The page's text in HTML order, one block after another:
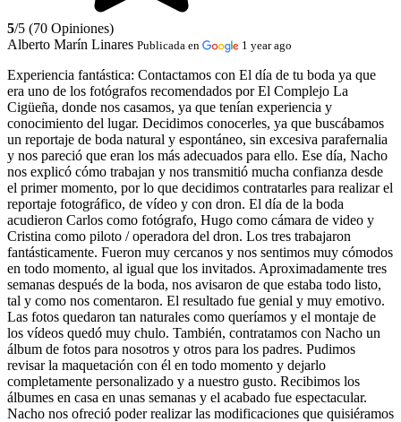
5/5 (70 Opiniones)
Alberto Marín Linares Publicada en 1 year ago
Experiencia fantástica: Contactamos con El día de tu boda ya que
era uno de los fotógrafos recomendados por El Complejo La
Cigüeña, donde nos casamos, ya que tenían experiencia y
conocimiento del lugar. Decidimos conocerles, ya que buscábamos
un reportaje de boda natural y espontáneo, sin excesiva parafernalia
y nos pareció que eran los más adecuados para ello. Ese día, Nacho
nos explicó cómo trabajan y nos transmitió mucha confianza desde
el primer momento, por lo que decidimos contratarles para realizar el
reportaje fotográfico, de vídeo y con dron. El día de la boda
acudieron Carlos como fotógrafo, Hugo como cámara de video y
Cristina como piloto / operadora del dron. Los tres trabajaron
fantásticamente. Fueron muy cercanos y nos sentimos muy cómodos
en todo momento, al igual que los invitados. Aproximadamente tres
semanas después de la boda, nos avisaron de que estaba todo listo,
tal y como nos comentaron. El resultado fue genial y muy emotivo.
Las fotos quedaron tan naturales como queríamos y el montaje de
los vídeos quedó muy chulo. También, contratamos con Nacho un
álbum de fotos para nosotros y otros para los padres. Pudimos
revisar la maquetación con él en todo momento y dejarlo
completamente personalizado y a nuestro gusto. Recibimos los
álbumes en casa en unas semanas y el acabado fue espectacular.
Nacho nos ofreció poder realizar las modificaciones que quisiéramos